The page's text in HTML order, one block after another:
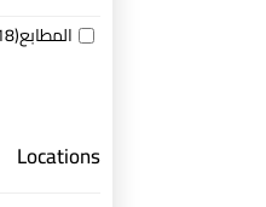
المطابع(18)
Locations